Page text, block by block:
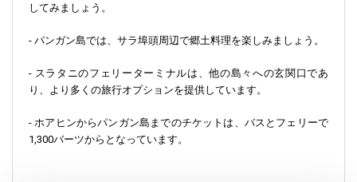
してみましょう。
- パンガン島では、サラ埠頭周辺で郷土料理を楽しみましょう。
- スラタニのフェリーターミナルは、他の島々への玄関口であ
り、より多くの旅行オプションを提供しています。
- ホアヒンからパンガン島までのチケットは、バスとフェリーで
1,300バーツからとなっています。